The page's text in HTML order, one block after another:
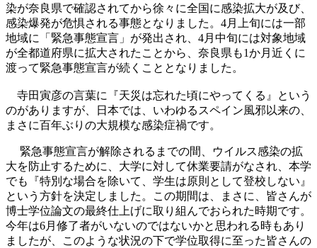
染が奈良県で確認されてから徐々に全国に感染拡大が及び、
感染爆発が危惧される事態となりました。4月上旬には一部
地域に「緊急事態宣言」が発出され、4月中旬には対象地域
が全都道府県に拡大されたことから、奈良県も1か月近くに
渡って緊急事態宣言が続くこととなりました。
寺田寅彦の言葉に『天災は忘れた頃にやってくる』という
のがありますが、日本では、いわゆるスペイン風邪以来の、
まさに百年ぶりの大規模な感染症禍です。
緊急事態宣言が解除されるまでの間、ウイルス感染の拡
大を防止するために、大学に対して休業要請がなされ、本学
でも『特別な場合を除いて、学生は原則として登校しない』
という方針を決定しました。この期間は、まさに、皆さんが
博士学位論文の最終仕上げに取り組んでおられた時期です。
今年は6月修了者がいないのではないかと思われる時もあり
ましたが、このような状況の下で学位取得に至った皆さんの